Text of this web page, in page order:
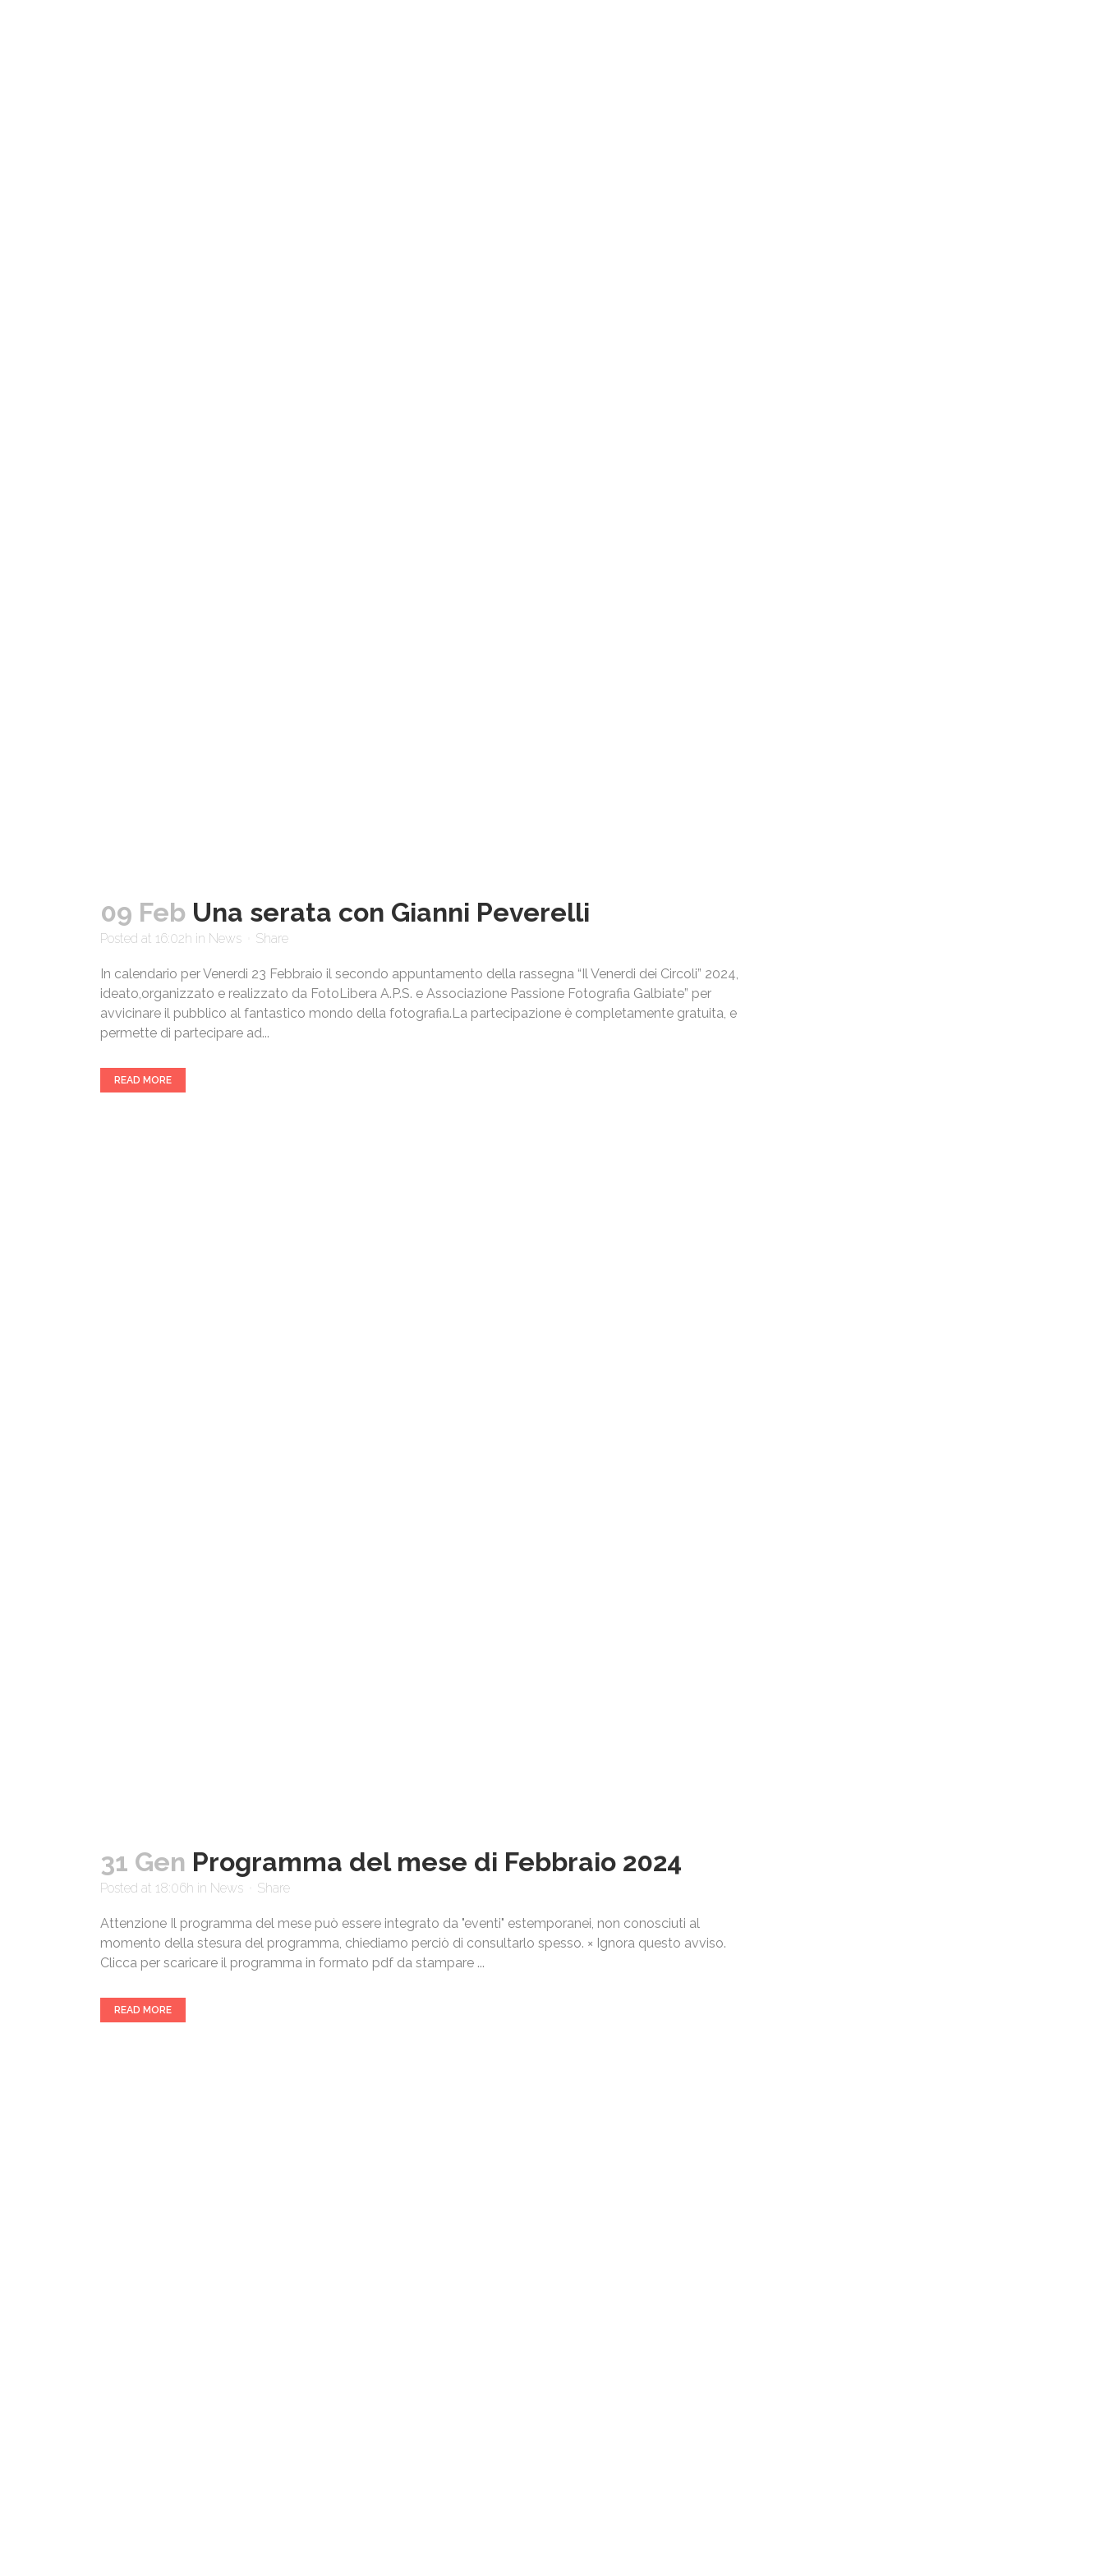
09 Feb Una serata con Gianni Peverelli
Posted at 16:02h in News Share
In calendario per Venerdi 23 Febbraio il secondo appuntamento della rassegna “Il Venerdi dei Circoli” 2024,
ideato,organizzato e realizzato da FotoLibera A.P.S. e Associazione Passione Fotografia Galbiate” per
avvicinare il pubblico al fantastico mondo della fotografia.La partecipazione è completamente gratuita, e
permette di partecipare ad...
READ MORE
31 Gen Programma del mese di Febbraio 2024
Posted at 18:06h in News Share
Attenzione Il programma del mese può essere integrato da "eventi" estemporanei, non conosciuti al
momento della stesura del programma, chiediamo perciò di consultarlo spesso. × Ignora questo avviso.
Clicca per scaricare il programma in formato pdf da stampare ...
READ MORE